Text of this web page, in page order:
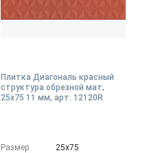
Плитка Диагональ красный
структура обрезной мат,
25x75 11 мм, арт. 12120R
Размер
25х75